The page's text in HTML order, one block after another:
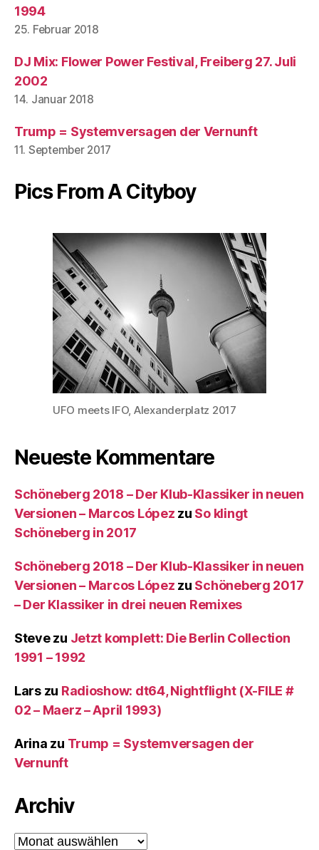
1994
25. Februar 2018
DJ Mix: Flower Power Festival, Freiberg 27. Juli
2002
14. Januar 2018
Trump = Systemversagen der Vernunft
11. September 2017
Pics From A Cityboy
UFO meets IFO, Alexanderplatz 2017
Neueste Kommentare
Schöneberg 2018 – Der Klub-Klassiker in neuen
Versionen – Marcos López zu So klingt
Schöneberg in 2017
Schöneberg 2018 – Der Klub-Klassiker in neuen
Versionen – Marcos López zu Schöneberg 2017
– Der Klassiker in drei neuen Remixes
Stevezu Jetzt komplett: Die Berlin Collection
1991 – 1992
Larszu Radioshow: dt64, Nightflight (X-FILE #
02 – Maerz – April 1993)
Arina zu Trump = Systemversagen der
Vernunft
Archiv
Archiv